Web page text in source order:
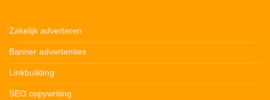
Zakelijk adverteren
Banner advertenties
Linkbuilding
SEO copywriting